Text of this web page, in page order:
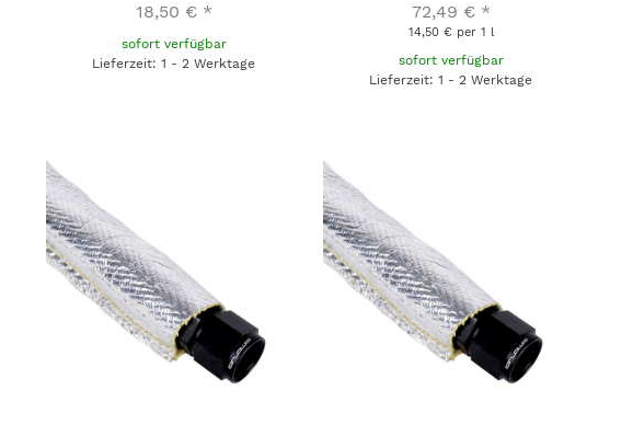
18,50 € *
sofort verfügbar
Lieferzeit: 1 - 2 Werktage
72,49 € *
14,50 € per 1 l
sofort verfügbar
Lieferzeit: 1 - 2 Werktage